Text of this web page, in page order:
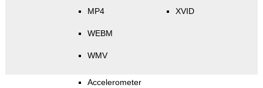
MP4
WEBM
WMV
XVID
Accelerometer